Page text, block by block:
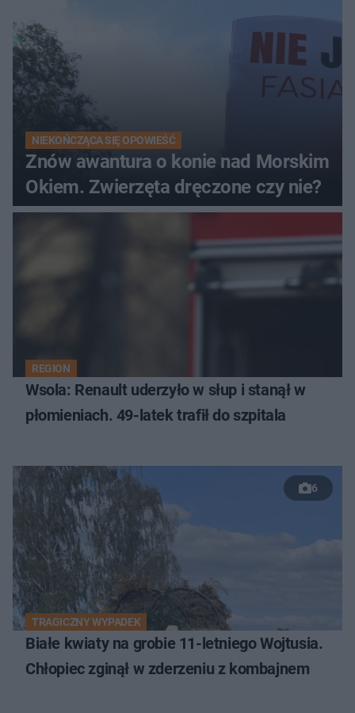
NIEKOŃCZĄCA SIĘ OPOWIEŚĆ
Znów awantura o konie nad Morskim
Okiem. Zwierzęta dręczone czy nie?
REGION
Wsola: Renault uderzyło w słup i stanął w
płomieniach. 49-latek trafił do szpitala
6
TRAGICZNY WYPADEK
Białe kwiaty na grobie 11-letniego Wojtusia.
Chłopiec zginął w zderzeniu z kombajnem